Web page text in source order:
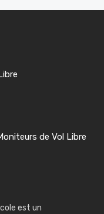
de Vol Libre
est un